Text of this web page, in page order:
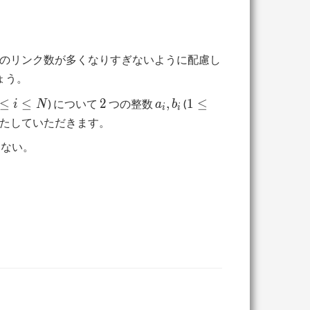
リンク数が多くなりすぎないように配慮し
。
i ≤ N) について 2
2 つの整数 a_i,
ai , bi (1
1 ≤
していただきます。
い。